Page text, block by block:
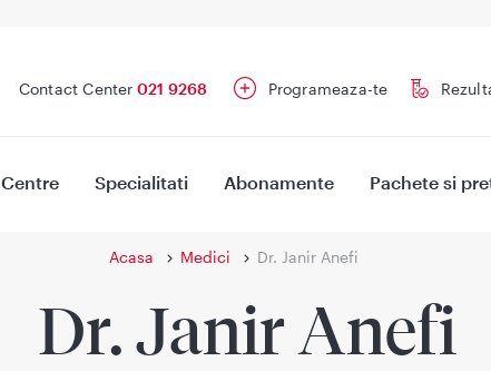
Contact Center 021 9268 Programeaza-te
Centre Specialitati Abonamente Pachete si
Acasa Medici Dr. Janir Anefi
Dr. Janir Anefi